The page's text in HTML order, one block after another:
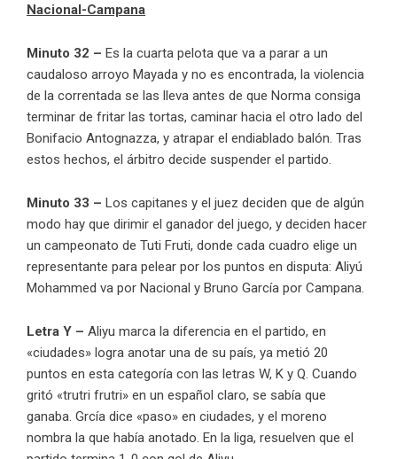
Nacional-Campana
Minuto 32 – Es la cuarta pelota que va a parar a un
caudaloso arroyo Mayada y no es encontrada, la violencia
de la correntada se las lleva antes de que Norma consiga
terminar de fritar las tortas, caminar hacia el otro lado del
Bonifacio Antognazza, y atrapar el endiablado balón. Tras
estos hechos, el árbitro decide suspender el partido.
Minuto 33 – Los capitanes y el juez deciden que de algún
modo hay que dirimir el ganador del juego, y deciden hacer
un campeonato de Tuti Fruti, donde cada cuadro elige un
representante para pelear por los puntos en disputa: Aliyú
Mohammed va por Nacional y Bruno García por Campana.
Letra Y – Aliyu marca la diferencia en el partido, en
«ciudades» logra anotar una de su país, ya metió 20
puntos en esta categoría con las letras W, K y Q. Cuando
gritó «trutri frutri» en un español claro, se sabía que
ganaba. Grcía dice «paso» en ciudades, y el moreno
nombra la que había anotado. En la liga, resuelven que el